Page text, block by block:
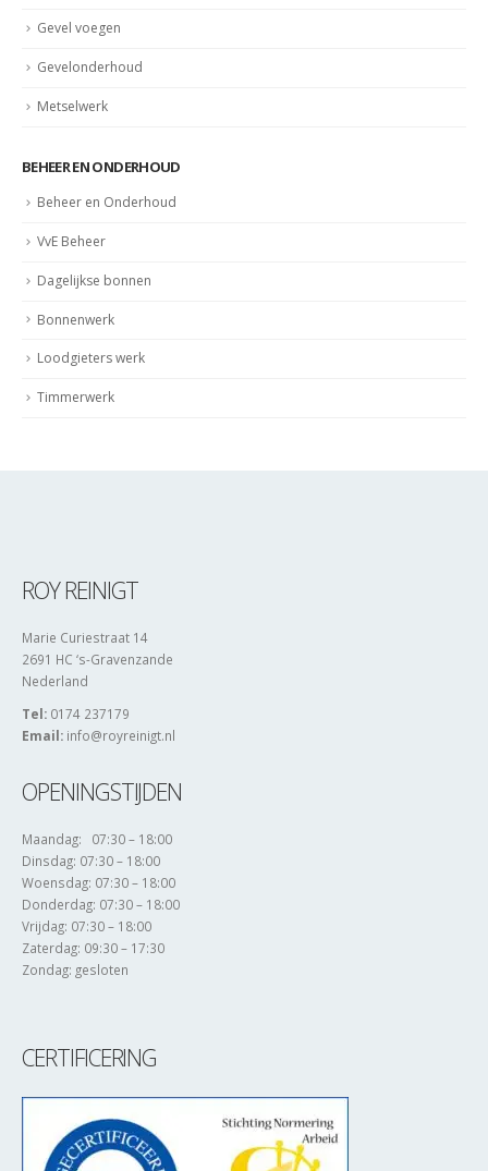
Gevel voegen
Gevelonderhoud
Metselwerk
BEHEER EN ONDERHOUD
Beheer en Onderhoud
VvE Beheer
Dagelijkse bonnen
Bonnenwerk
Loodgieters werk
Timmerwerk
ROY REINIGT
Marie Curiestraat 14
2691 HC ‘s-Gravenzande
Nederland
Tel: 0174 237179
Email: info@royreinigt.nl
OPENINGSTIJDEN
Maandag: 07:30 – 18:00
Dinsdag: 07:30 – 18:00
Woensdag: 07:30 – 18:00
Donderdag: 07:30 – 18:00
Vrijdag: 07:30 – 18:00
Zaterdag: 09:30 – 17:30
Zondag: gesloten
CERTIFICERING